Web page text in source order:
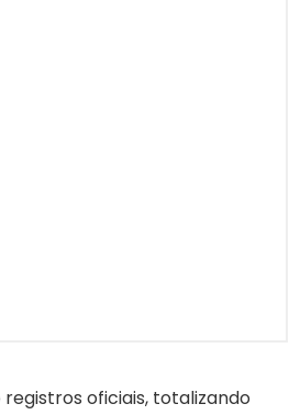
registros oficiais, totalizando